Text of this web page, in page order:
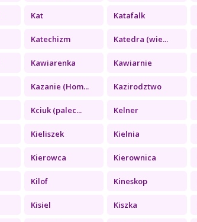
Kat Katafalk
Katechizm Katedra (wie...
Kawiarenka Kawiarnie
Kazanie (Hom... Kazirodztwo
Kciuk (palec... Kelner
Kieliszek Kielnia
Kierowca Kierownica
Kilof Kineskop
Kisiel Kiszka